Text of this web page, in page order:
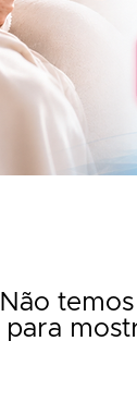
Não
para